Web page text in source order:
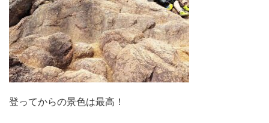
登ってからの景色は最高！